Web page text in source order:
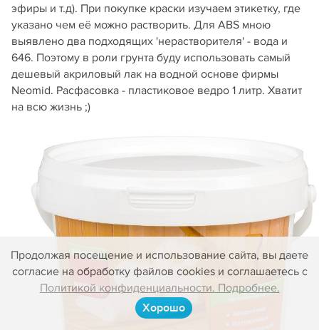
Продолжая посещение и использование сайта, вы даете
согласие на обработку файлов cookies и соглашаетесь с
Политикой конфиденциальности. Подробнее.
Хорошо
эфиры и т.д). При покупке краски изучаем этикетку, где
указано чем её можно растворить. Для ABS мною
выявлено два подходящих 'нерастворителя' - вода и
646. Поэтому в роли грунта буду использовать самый
дешевый акриловый лак на водной основе фирмы
Neomid. Расфасовка - пластиковое ведро 1 литр. Хватит
на всю жизнь ;)